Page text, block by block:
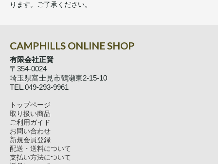
ります。ご了承ください。
CAMPHILLS ONLINE SHOP
有限会社正賢
〒354-0024
埼玉県富士見市鶴瀬東2-15-10
TEL.049-293-9961
トップページ
取り扱い商品
ご利用ガイド
お問い合わせ
新規会員登録
配送・送料について
支払い方法について